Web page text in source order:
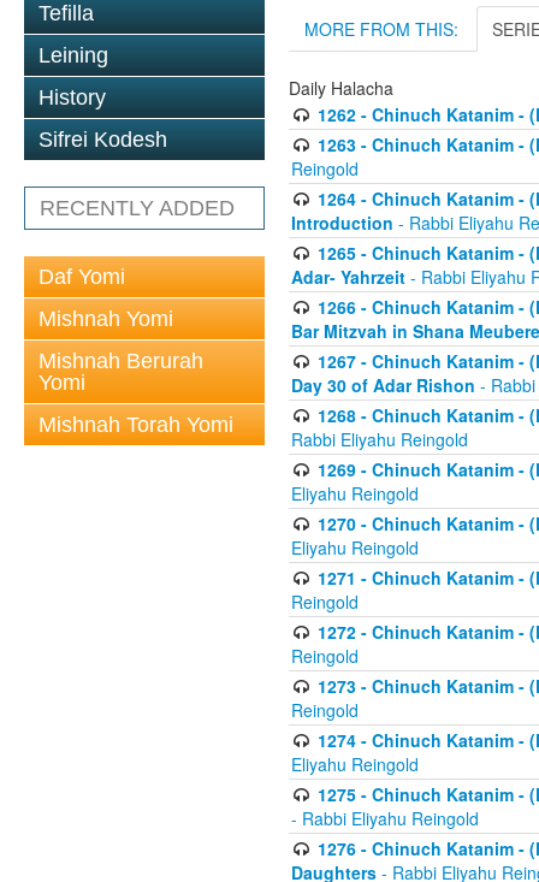
Tefilla
Leining
History
Sifrei Kodesh
RECENTLY ADDED
Daf Yomi
Mishnah Yomi
Mishnah Berurah
Yomi
Mishnah Torah Yomi
MORE FROM THIS:
Daily Halacha
1262 - Chinuch Katanim -
1263 - Chinuch Katanim -
Reingold
1264 - Chinuch Katanim -
Introduction - Rabbi Eliyahu
1265 - Chinuch Katanim -
Adar- Yahrzeit - Rabbi Eliyahu
1266 - Chinuch Katanim -
Bar Mitzvah in Shana
1267 - Chinuch Katanim -
Day 30 of Adar Rishon -
1268 - Chinuch Katanim -
Rabbi Eliyahu Reingold
1269 - Chinuch Katanim -
Eliyahu Reingold
1270 - Chinuch Katanim -
Eliyahu Reingold
1271 - Chinuch Katanim -
Reingold
1272 - Chinuch Katanim -
Reingold
1273 - Chinuch Katanim -
Reingold
1274 - Chinuch Katanim -
Eliyahu Reingold
1275 - Chinuch Katanim -
- Rabbi Eliyahu Reingold
1276 - Chinuch Katanim -
Daughters - Rabbi Eliyahu